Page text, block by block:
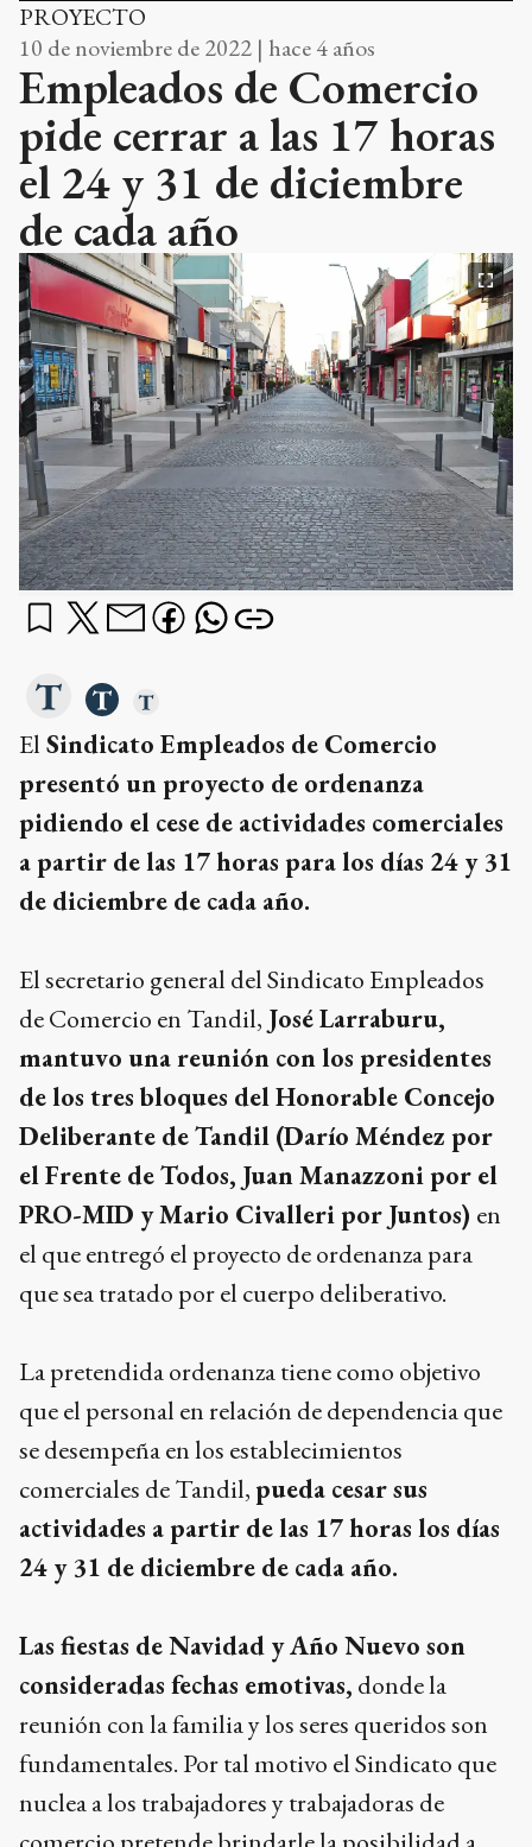
PROYECTO
10 de noviembre de 2022 | hace 4 años
Empleados de Comercio
pide cerrar a las 17 horas
el 24 y 31 de diciembre
de cada año
El Sindicato Empleados de Comercio
presentó un proyecto de ordenanza
pidiendo el cese de actividades comerciales
a partir de las 17 horas para los días 24 y 31
de diciembre de cada año.
El secretario general del Sindicato Empleados
de Comercio en Tandil, José Larraburu,
mantuvo una reunión con los presidentes
de los tres bloques del Honorable Concejo
Deliberante de Tandil (Darío Méndez por
el Frente de Todos, Juan Manazzoni por el
PRO-MID y Mario Civalleri por Juntos) en
el que entregó el proyecto de ordenanza para
que sea tratado por el cuerpo deliberativo.
La pretendida ordenanza tiene como objetivo
que el personal en relación de dependencia que
se desempeña en los establecimientos
comerciales de Tandil, pueda cesar sus
actividades a partir de las 17 horas los días
24 y 31 de diciembre de cada año.
Las fiestas de Navidad y Año Nuevo son
consideradas fechas emotivas, donde la
reunión con la familia y los seres queridos son
fundamentales. Por tal motivo el Sindicato que
nuclea a los trabajadores y trabajadoras de